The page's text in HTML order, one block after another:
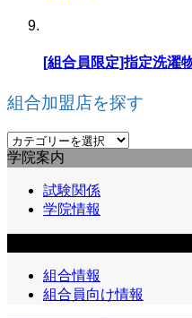
[組合員限定]指定洗濯
組合加盟店を探す
組
合
を
探
学院案内
試験関係
学院情報
組合情報
組合員向け情報